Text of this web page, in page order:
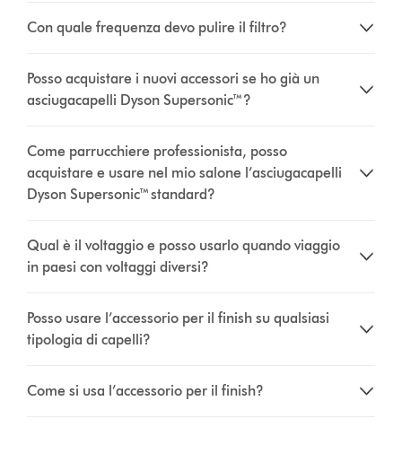
Con quale frequenza devo pulire il filtro?
Posso acquistare i nuovi accessori se ho già un
asciugacapelli Dyson Supersonic™?
Come parrucchiere professionista, posso
acquistare e usare nel mio salone l’asciugacapelli
Dyson Supersonic™ standard?
Qual è il voltaggio e posso usarlo quando viaggio
in paesi con voltaggi diversi?
Posso usare l’accessorio per il finish su qualsiasi
tipologia di capelli?
Come si usa l’accessorio per il finish?